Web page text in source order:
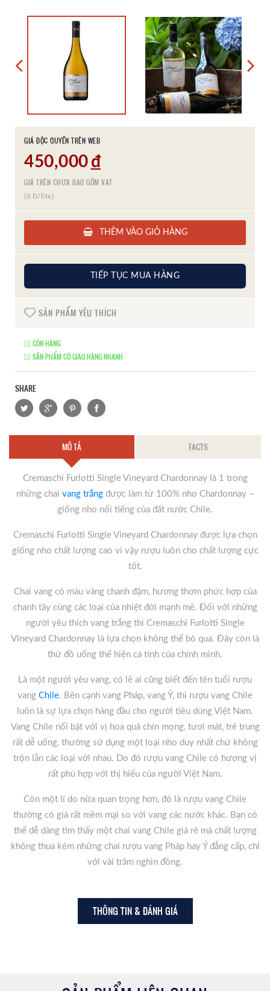
GIÁ ĐỘC QUYỀN TRÊN WEB
450,000 đ
GIÁ TRÊN CHƯA BAO GỒM VAT
(0 Đ/lite)
THÊM VÀO GIỎ HÀNG
TIẾP TỤC MUA HÀNG
SẢN PHẨM YÊU THÍCH
CÒN HÀNG
SẢN PHẨM CÓ GIAO HÀNG NHANH
SHARE
MÔ TẢ FACTS
Cremaschi Furlotti Single Vineyard Chardonnay là 1 trong
những chai vang trắngđược làm từ 100% nho Chardonnay –
giống nho nổi tiếng của đất nước Chile.
Cremaschi Furlotti Single Vineyard Chardonnay được lựa chọn
giống nho chất lượng cao vì vậy rượu luôn cho chất lượng cực
tốt.
Chai vang có màu vàng chanh đậm, hương thơm phức hợp của
chanh tây cùng các loại của nhiệt đới mạnh mẽ. Đối với những
người yêu thích vang trắng thì Cremaschi Furlotti Single
Vineyard Chardonnay là lựa chọn không thể bỏ qua. Đây còn là
thứ đồ uống thể hiện cá tính của chính mình.
Là một người yêu vang, có lẽ ai cũng biết đến tên tuổi rượu
vang Chile. Bên cạnh vang Pháp, vang Ý, thì rượu vang Chile
luôn là sự lựa chọn hàng đầu cho người tiêu dùng Việt Nam.
Vang Chile nổi bật với vị hoa quả chín mọng, tươi mát, trẻ trung
rất dễ uống, thường sử dụng một loại nho duy nhất chứ không
trộn lẫn các loại với nhau. Do đó rượu vang Chile có hương vị
rất phù hợp với thị hiếu của người Việt Nam.
Còn một lí do nữa quan trọng hơn, đó là rượu vang Chile
thường có giá rất mềm mại so với vang các nước khác. Bạn có
thể dễ dàng tìm thấy một chai vang Chile giá rẻ mà chất lượng
không thua kém những chai rượu vang Pháp hay Ý đẳng cấp, chỉ
với vài trăm nghìn đồng.
THÔNG TIN & ĐÁNH GIÁ